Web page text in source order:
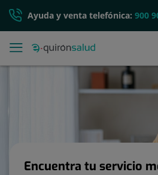
Ayuda y venta telefónica: 900
Encuentra tu servicio